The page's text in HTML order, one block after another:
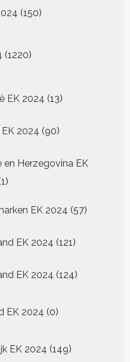
150
producten
1220
producten
EK 2024 1313
2024 9090
en Herzegovina EK
11
EK 2024 5757
EK 2024 121121
EK 2024 124124
EK 2024 0
producten
EK 2024 149149